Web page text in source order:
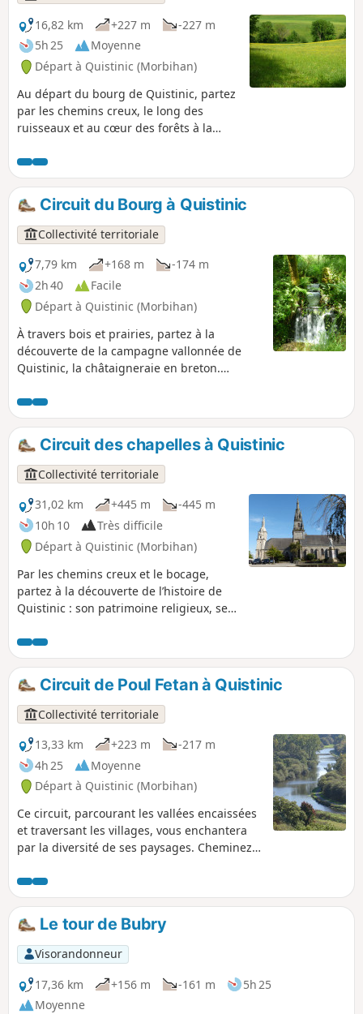
16,82 km
+227 m
-227 m
5h 25
Moyenne
Départ à Quistinic (Morbihan)
Au départ du bourg de Quistinic, partez
par les chemins creux, le long des
ruisseaux et au cœur des forêts à la
commune. Découvrez l’histoire de
Quistinic, ses chapelles, calvaires,
maisons rurales, moulins, etc. Ce
parcours reprend la partie Ouest du
Circuit des chapelles.
Circuit du Bourg à Quistinic
Collectivité territoriale
7,79 km
+168 m
-174 m
2h 40
Facile
Départ à Quistinic (Morbihan)
À travers bois et prairies, partez à la
découverte de la campagne vallonnée de
Quistinic, la châtaigneraie en breton.
ruisseaux. Admirez les vastes paysages de la
Vallée du Blavet et traversez les villages
contant la vie rurale d’hier et d’aujourd’hui.
Circuit des chapelles à Quistinic
Collectivité territoriale
31,02 km
+445 m
-445 m
10h 10
Très difficile
Départ à Quistinic (Morbihan)
Par les chemins creux et le bocage,
partez à la découverte de l’histoire de
Quistinic : son patrimoine religieux, ses
Plongeant au cœur des forêts et des
landes, surplombant la Vallée du Blavet,
longeant les ruisseaux, vous serez
enchanté par la beauté des paysages.
Un parcours à faire, à la journée, avec
pique-nique.
Circuit de Poul Fetan à Quistinic
Collectivité territoriale
13,33 km
+223 m
-217 m
4h 25
Moyenne
Départ à Quistinic (Morbihan)
Ce circuit, parcourant les vallées encaissées
et traversant les villages, vous enchantera
par la diversité de ses paysages. Cheminez
ombragés par des hêtres centenaires. De
Poul Fetan au Blavet, laissez-vous conter
l’histoire du monde rural gravée dans la
pierre, maisons, granges, puits, fours à
pain, moulins. Au retour, à la belle saison,
allez découvrir Poul Fetan et plongez-vous
dans la vie d'un village en 1850.
Le tour de Bubry
Visorandonneur
17,36 km
+156 m -161 m
5h 25
Moyenne